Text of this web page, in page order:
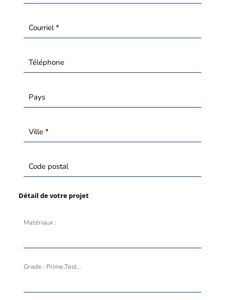
Détail de votre projet
Matériaux :
Grade : Prime,Test...